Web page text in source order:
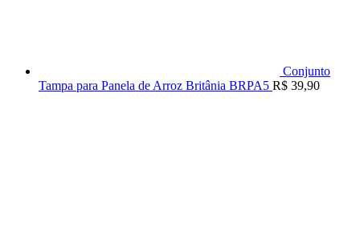
Conjunto
Tampa para Panela de Arroz Britânia BRPA5 R$ 39,90